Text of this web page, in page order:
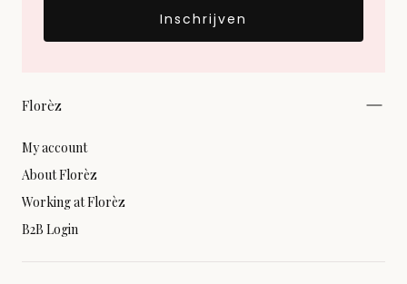
Inschrijven
Florèz
My account
About Florèz
Working at Florèz
B2B Login